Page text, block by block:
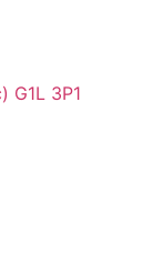
G1L 3P1